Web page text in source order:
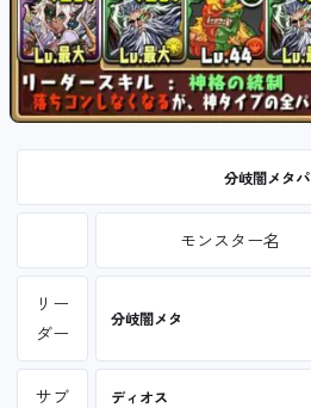
分岐闇メタパ
モンスター名
リー
ダー
分岐闇メタ
サブ ディオス